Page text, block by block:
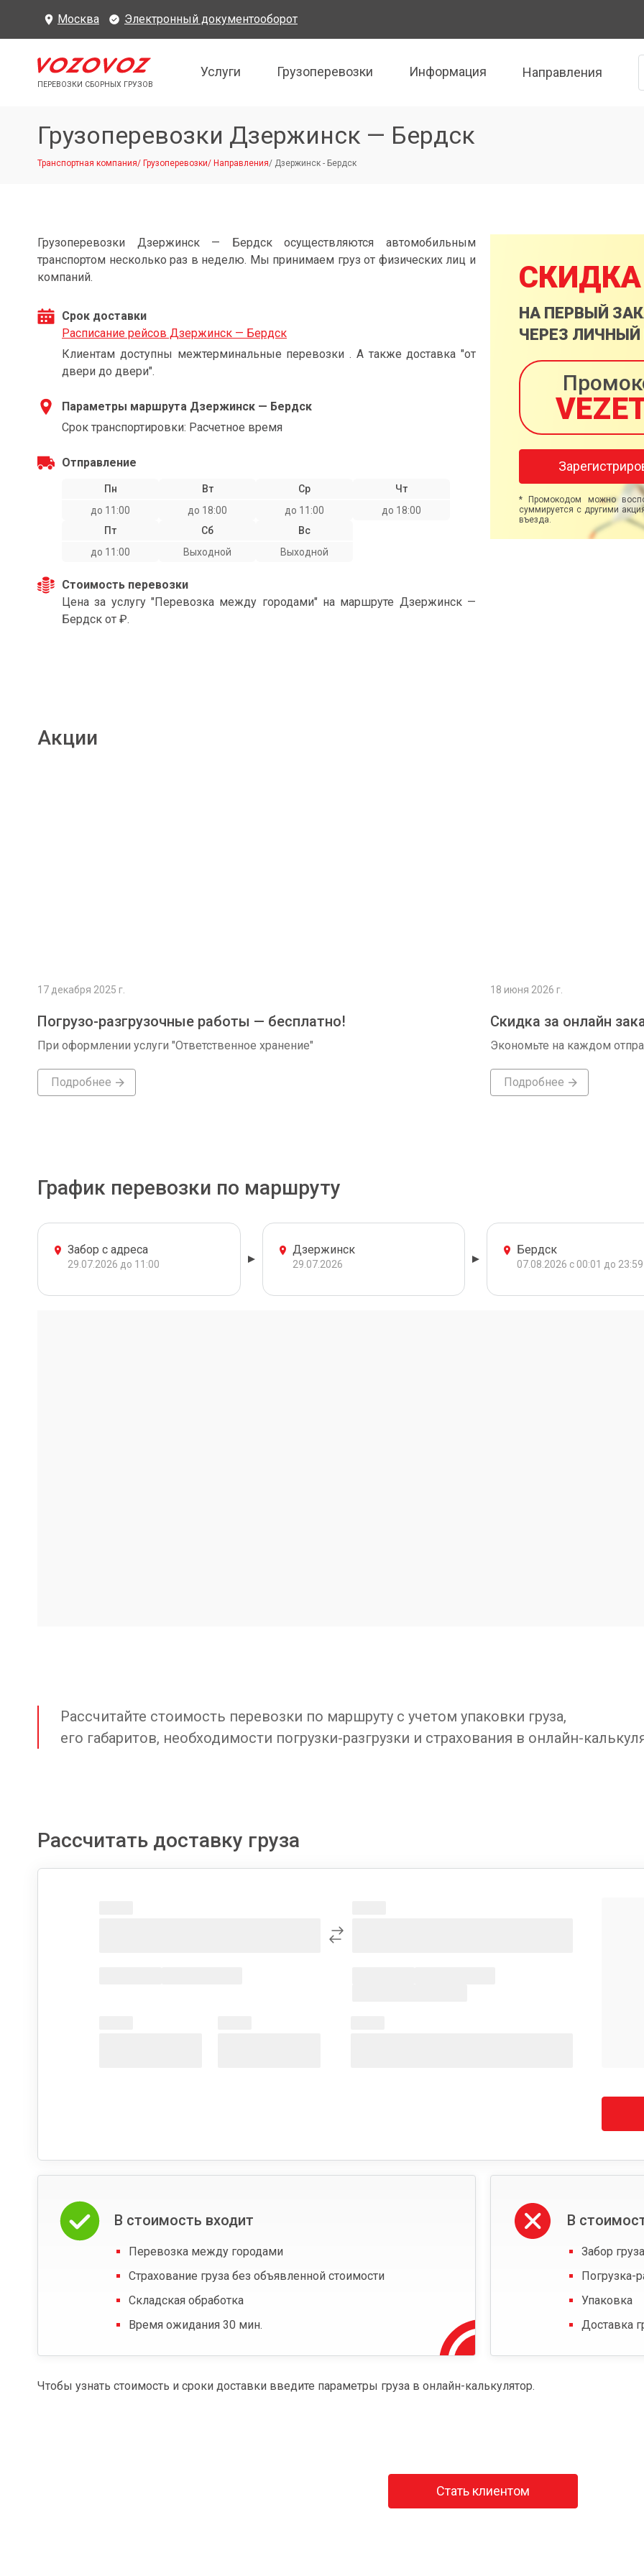
Москва Электронный документооборот
ПЕРЕВОЗКИ СБОРНЫХ ГРУЗОВ
Услуги Грузоперевозки Информация Направления
Грузоперевозки Дзержинск — Бердск
Транспортная компания/ Грузоперевозки/ Направления/ Дзержинск - Бердск
Грузоперевозки Дзержинск — Бердск осуществляются автомобильным
транспортом несколько раз в неделю. Мы принимаем груз от физических лиц и
компаний.
Срок доставки
Расписание рейсов Дзержинск — Бердск
Клиентам доступны межтерминальные перевозки . А также доставка "от
двери до двери".
Параметры маршрута Дзержинск — Бердск
Срок транспортировки: Расчетное время
Отправление
Пн
до 11:00
Вт
до 18:00
Ср
до 11:00
Чт
до 18:00
Пт
до 11:00
Сб
Выходной
Вс
Выходной
Стоимость перевозки
Цена за услугу "Перевозка между городами" на маршруте Дзержинск —
Бердск от ₽.
СКИДКА
НА ПЕРВЫЙ
ЧЕРЕЗ ЛИЧНЫЙ
* Промокодом можно
суммируется с другими
въезда.
Акции
17 декабря 2025 г.
Погрузо-разгрузочные работы — бесплатно!
При оформлении услуги "Ответственное хранение"
Подробнее
18 июня 2026 г.
Скидка за онлайн
Экономьте на каждом
Подробнее
График перевозки по маршруту
Забор с адреса
29.07.2026 до 11:00
Дзержинск
29.07.2026
Бердск
07.08.2026 с 00:01 до 23:59
Рассчитайте стоимость перевозки по маршруту с учетом упаковки груза,
его габаритов, необходимости погрузки-разгрузки и страхования в онлайн-
Рассчитать доставку груза
В стоимость входит
Перевозка между городами
Страхование груза без объявленной стоимости
Складская обработка
Время ожидания 30 мин.
В
Забор
Погрузка-
Упаковка
Доставка
Чтобы узнать стоимость и сроки доставки введите параметры груза в онлайн-калькулятор.
Стать клиентом